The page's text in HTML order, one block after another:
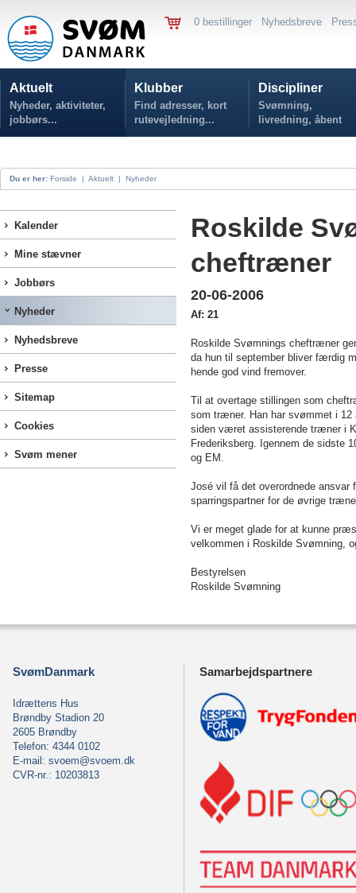
0 bestillinger Nyhedsbreve
Aktuelt
Nyheder, aktiviteter,
jobbørs...
Klubber
Find adresser, kort
rutevejledning...
Discipliner
Svømning,
livredning, åbent
vand...
Du er her: Forside | Aktuelt | Nyheder
Kalender
Mine stævner
Jobbørs
Nyheder
Nyhedsbreve
Presse
Sitemap
Cookies
Svøm mener
Roskilde
cheftræner
20-06-2006
Af: 21
Roskilde Svømnings cheftræner
da hun til september bliver færdig
hende god vind fremover.
Til at overtage stillingen som
som træner. Han har svømmet i 12
siden været assisterende træner i
Frederiksberg. Igennem de sidste
og EM.
José vil få det overordnede ansvar
sparringspartner for de øvrige
Vi er meget glade for at kunne
velkommen i Roskilde Svømning,
Bestyrelsen
Roskilde Svømning
SvømDanmark
Idrættens Hus
Brøndby Stadion 20
2605 Brøndby
Telefon: 4344 0102
E-mail: svoem@svoem.dk
CVR-nr.: 10203813
Samarbejdspartnere